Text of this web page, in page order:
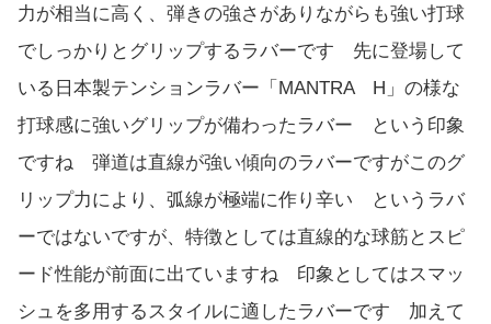
力が相当に高く、弾きの強さがありながらも強い打球
でしっかりとグリップするラバーです 先に登場して
いる日本製テンションラバー「MANTRA H」の様な
打球感に強いグリップが備わったラバー という印象
ですね 弾道は直線が強い傾向のラバーですがこのグ
リップ力により、弧線が極端に作り辛い というラバ
ーではないですが、特徴としては直線的な球筋とスピ
ード性能が前面に出ていますね 印象としてはスマッ
シュを多用するスタイルに適したラバーです 加えて